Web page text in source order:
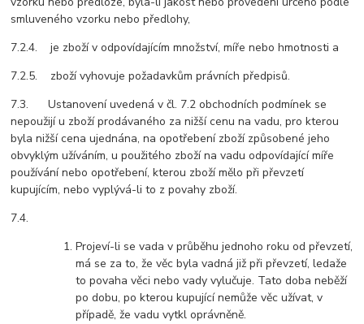
smluveného vzorku nebo předlohy,
7.2.4. je zboží v odpovídajícím množství, míře nebo hmotnosti a
7.2.5. zboží vyhovuje požadavkům právních předpisů.
7.3. Ustanovení uvedená v čl. 7.2 obchodních podmínek se
nepoužijí u zboží prodávaného za nižší cenu na vadu, pro kterou
byla nižší cena ujednána, na opotřebení zboží způsobené jeho
obvyklým užíváním, u použitého zboží na vadu odpovídající míře
používání nebo opotřebení, kterou zboží mělo při převzetí
kupujícím, nebo vyplývá-li to z povahy zboží.
7.4.
Projeví-li se vada v průběhu jednoho roku od převzetí,
má se za to, že věc byla vadná již při převzetí, ledaže
to povaha věci nebo vady vylučuje. Tato doba neběží
po dobu, po kterou kupující nemůže věc užívat, v
případě, že vadu vytkl oprávněně.